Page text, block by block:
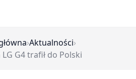
›Aktualności›
G4 trafił do Polski